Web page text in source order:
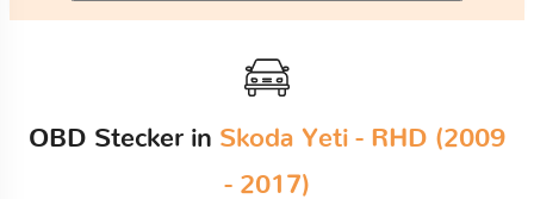
OBD Stecker in Skoda Yeti - RHD (2009
- 2017)